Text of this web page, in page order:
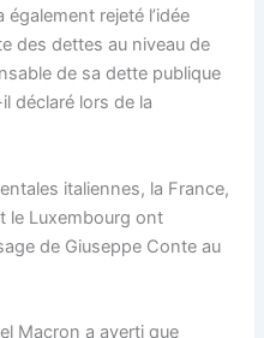
rejeté l’idée
des dettes au niveau de
de sa dette publique
déclaré lors de la
italiennes, la France,
le Luxembourg ont
de Giuseppe Conte au
Macron a averti que